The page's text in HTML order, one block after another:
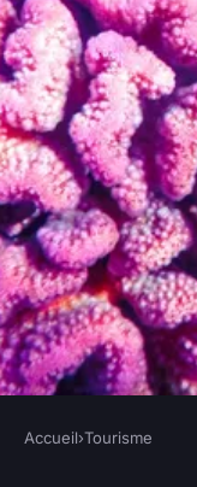
Accueil›Tourisme